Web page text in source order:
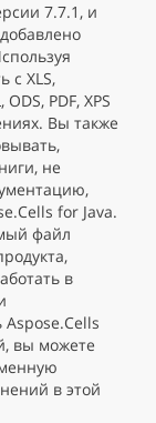
7.7.1, и
с XLS,
PDF, XPS
Вы также
не
for Java.
файл
в
вы можете
в этой